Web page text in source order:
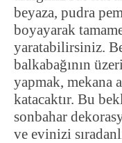
beyaza, pudra
boyayarak
yaratabilirsiniz.
balkabağının
yapmak, mekana
katacaktır. Bu
sonbahar
ve evinizi